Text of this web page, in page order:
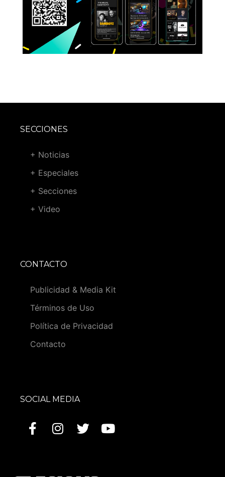
SECCIONES
+ Noticias
+ Especiales
+ Secciones
+ Video
CONTACTO
Publicidad & Media Kit
Términos de Uso
Política de Privacidad
Contacto
SOCIAL MEDIA